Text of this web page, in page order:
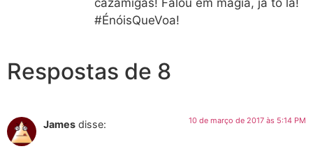
cazamigas! Falou em magia, já to lá!
#ÉnóisQueVoa!
Respostas de 8
James disse: 10 de março de 2017 às 5:14 PM